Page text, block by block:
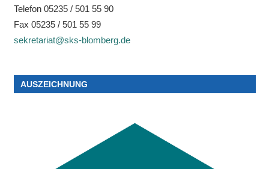
Telefon 05235 / 501 55 90
Fax 05235 / 501 55 99
sekretariat@sks-blomberg.de
AUSZEICHNUNG